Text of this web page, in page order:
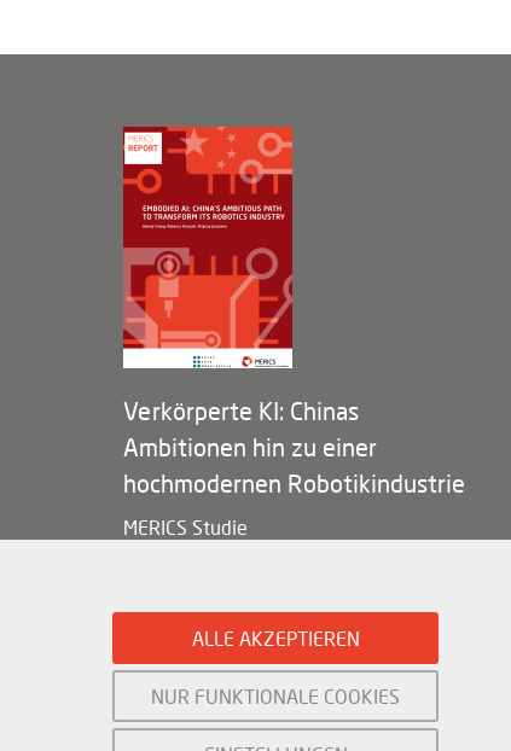
ALLE AKZEPTIEREN
NUR FUNKTIONALE COOKIES
Verkörperte KI: Chinas
Ambitionen hin zu einer
hochmodernen Robotikindustrie
MERICS Studie
Institute for China Studies (MERICS) gGmbH. 2026